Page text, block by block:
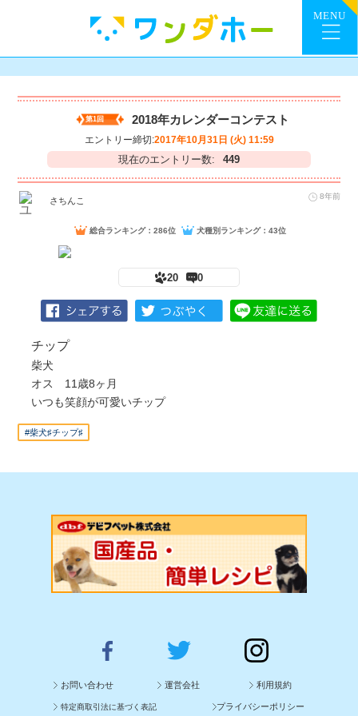
第1回 2018年カレンダーコンテスト
エントリー締切:2017年10月31日 (火) 11:59
現在のエントリー数: 449
さちんこ 8年前
総合ランキング：286位 犬種別ランキング：43位
20 0
チップ
柴犬
オス 11歳8ヶ月
いつも笑顔が可愛いチップ
#柴犬♯チップ♯
お問い合わせ 運営会社 利用規約
特定商取引法に基づく表記 プライバシーポリシー